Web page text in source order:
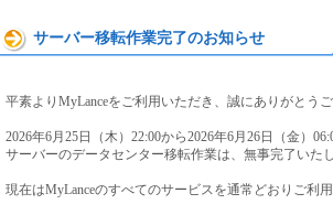
サーバー移転作業完了のお知らせ
平素よりMyLanceをご利用いただき、誠にありがとうご
2026年6月25日（木）22:00から2026年6月26日（金）
サーバーのデータセンター移転作業は、無事完了いたし
現在はMyLanceのすべてのサービスを通常どおりご利用